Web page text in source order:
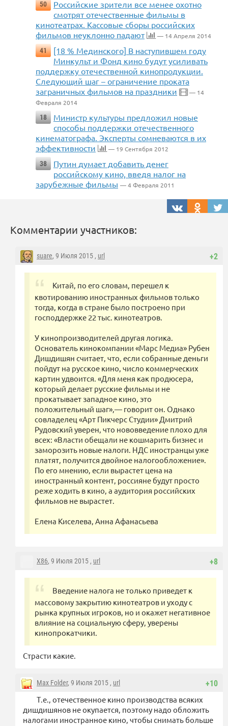
50
Российские зрители все менее охотно
смотрят отечественные фильмы в
кинотеатрах. Кассовые сборы российских
фильмов неуклонно падают
— 14 Апреля 2014
41
[18 % Мединского] В наступившем году
Минкульт и Фонд кино будут усиливать
поддержку отечественной кинопродукции.
Следующий шаг – ограничение проката
заграничных фильмов на праздники
— 14
Февраля 2014
18
Министр культуры предложил новые
способы поддержки отечественного
кинематографа. Эксперты сомневаются в их
эффективности
— 19 Сентября 2012
38
Путин думает добавить денег
российскому кино, введя налог на
зарубежные фильмы — 4 Февраля 2011
Комментарии участников:
+2
suare, 9 Июля 2015 , url
Китай, по его словам, перешел к
квотированию иностранных фильмов только
тогда, когда в стране было построено при
господдержке 22 тыс. кинотеатров.
У кинопроизводителей другая логика.
Основатель кинокомпании «Марс Медиа» Рубен
Дишдишян считает, что, если собранные деньги
пойдут на русское кино, число коммерческих
картин удвоится. «Для меня как продюсера,
который делает русские фильмы и не
прокатывает западное кино, это
положительный шаг»,— говорит он. Однако
совладелец «Арт Пикчерс Студии» Дмитрий
Рудовский уверен, что нововведение плохо для
всех: «Власти обещали не кошмарить бизнес и
заморозить новые налоги. НДС иностранцы уже
платят, получится двойное налогообложение».
По его мнению, если вырастет цена на
иностранный контент, россияне будут просто
реже ходить в кино, а аудитория российских
фильмов не вырастет.
Елена Киселева, Анна Афанасьева
+8
X86, 9 Июля 2015 , url
Введение налога не только приведет к
массовому закрытию кинотеатров и уходу с
рынка крупных игроков, но и окажет негативное
влияние на социальную сферу, уверены
кинопрокатчики.
Страсти какие.
+10
Max Folder, 9 Июля 2015 , url
Т.е., отечественное кино производства всяких
дишдишянов не окупается, поэтому надо обложить
налогами иностранное кино, чтобы снимать больше